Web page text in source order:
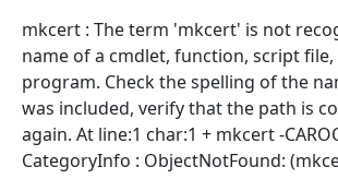
mkcert : The term 'mkcert' is not
name of a cmdlet, function, script
program. Check the spelling of the
was included, verify that the path is
again. At line:1 char:1 + mkcert -
CategoryInfo : ObjectNotFound: